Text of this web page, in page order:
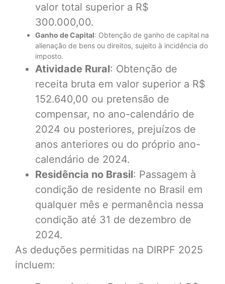
valor total superior a R$
300.000,00.
Ganho de Capital: Obtenção de ganho de capital na
alienação de bens ou direitos, sujeito à incidência do
imposto.
Atividade Rural: Obtenção de
receita bruta em valor superior a R$
152.640,00 ou pretensão de
compensar, no ano-calendário de
2024 ou posteriores, prejuízos de
anos anteriores ou do próprio ano-
calendário de 2024.
Residência no Brasil: Passagem à
condição de residente no Brasil em
qualquer mês e permanência nessa
condição até 31 de dezembro de
2024.
As deduções permitidas na DIRPF 2025
incluem: